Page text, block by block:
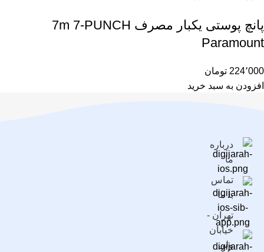
پانچ پوستی یکبار مصرف 7m 7-PUNCH
Paramount
224٬000 تومان
افزودن به سبد خرید
درباره
ما
تماس
با ما
تهران -
خیابان
ولی